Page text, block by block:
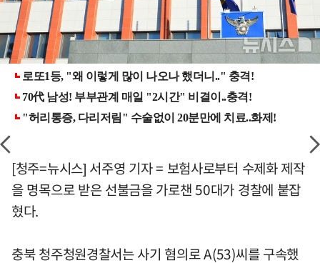
[청주=뉴시스] 서주영 기자 = 보험사로부터 수제화 제작
을 명목으로 받은 선불금을 가로챈 50대가 경찰에 붙잡
혔다.
충북 청주청원경찰서는 사기 혐의로 A(53)씨를 구속했